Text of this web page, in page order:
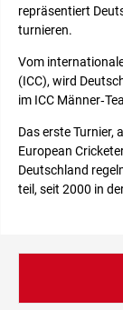
repräsentiert
turnieren.
Vom
(ICC), wird
im ICC
Das erste Turnier,
European
Deutschland
teil, seit 2000 in